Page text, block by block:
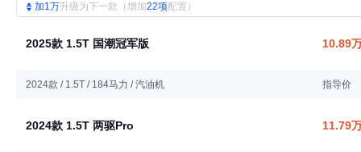
加1万升级为下一款（增加22项配置）
2025款 1.5T 国潮冠军版 10.89
2024款 / 1.5T / 184马力 / 汽油机 指导价
2024款 1.5T 两驱Pro 11.79